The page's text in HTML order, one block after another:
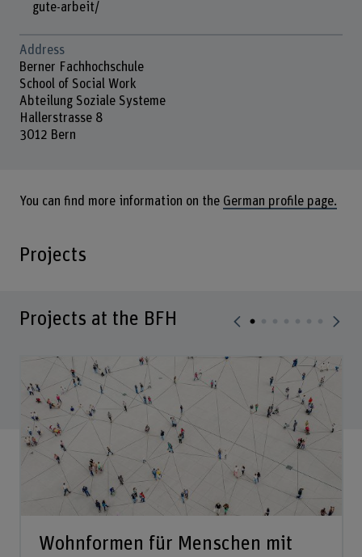
gute-arbeit/
Address
Berner Fachhochschule
School of Social Work
Abteilung Soziale Systeme
Hallerstrasse 8
3012 Bern
You can find more information on the German profile page.
Projects
Projects at the BFH
Wohnformen für Menschen mit